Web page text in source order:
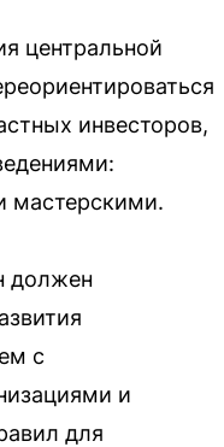
центральной
инвесторов,
мастерскими.
должен
с
и
для